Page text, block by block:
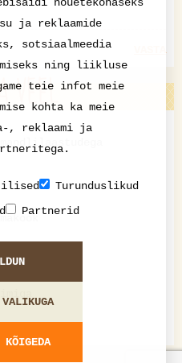
VEEL
ja reklaamide
sotsiaalmeedia
ning liikluse
teie infot meie
kohta ka meie
, reklaami ja
Turunduslikud
Partnerid
VALIKUGA
KÕIGEDA